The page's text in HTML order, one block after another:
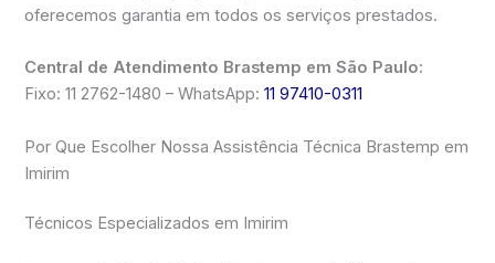
oferecemos garantia em todos os serviços prestados.
Central de Atendimento Brastemp em São Paulo:
Fixo: 11 2762-1480 – WhatsApp:11 97410-0311
Por Que Escolher Nossa Assistência Técnica Brastemp em
Imirim
Técnicos Especializados em Imirim